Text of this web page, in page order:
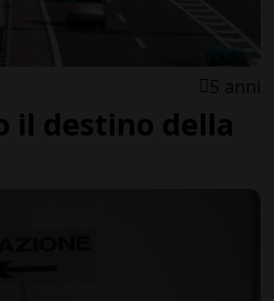
5 anni
il destino della